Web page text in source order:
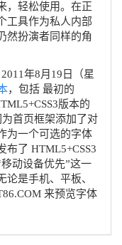
，轻松使用。在正
工具作为私人内部
然扮演者同样的角
2011年8月19日（星
，包括 最初的
版本的
首页框架添加了对
为一个可选的字体
布了 HTML5+CSS3
动设备优先”这一
是手机、平板、
来预览字体